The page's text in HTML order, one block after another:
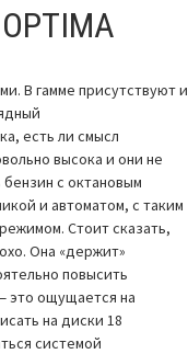
В гамме присутствуют и
есть ли смысл
высока и они не
с октановым
и автоматом, с таким
Стоит сказать,
Она «держит»
повысить
это ощущается на
на диски 18
системой